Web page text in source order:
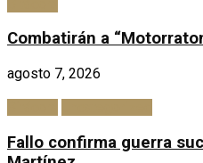
Combatirán a
agosto 7, 2026
Fallo confirma guerra